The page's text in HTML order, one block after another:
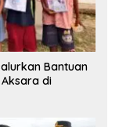
Bantuan
di